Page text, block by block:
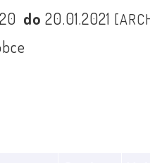
do20.01.2021